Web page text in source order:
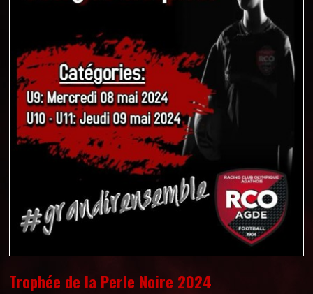
Trophée de la Perle Noire 2024